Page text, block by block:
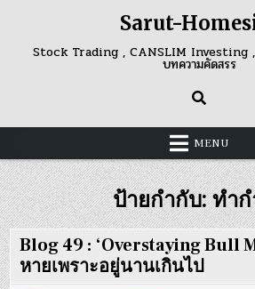
content
Sarut-
Stock Trading , CANSLIM Investing ,
บทความคัดสรร
MENU
ป้ายกำกับ:ทำก
Blog 49 : ‘Overstaying Bull
หายเพราะอยู่นานเกินไป